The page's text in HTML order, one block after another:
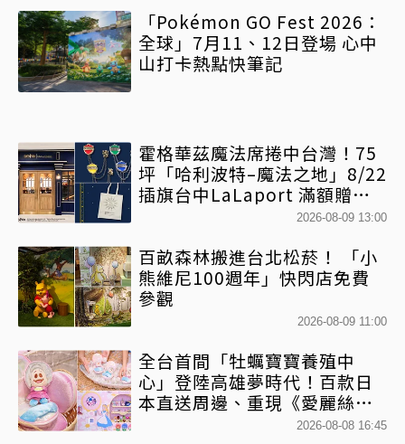
「Pokémon GO Fest 2026：
全球」7月11、12日登場 心中
山打卡熱點快筆記
霍格華茲魔法席捲中台灣！75
坪「哈利波特–魔法之地」8/22
插旗台中LaLaport 滿額贈送
2026-08-09 13:00
百畝森林搬進台北松菸！ 「小
熊維尼100週年」快閃店免費
參觀
2026-08-09 11:00
全台首間「牡蠣寶寶養殖中
心」登陸高雄夢時代！百款日
本直送周邊、重現《愛麗絲夢
2026-08-08 16:45